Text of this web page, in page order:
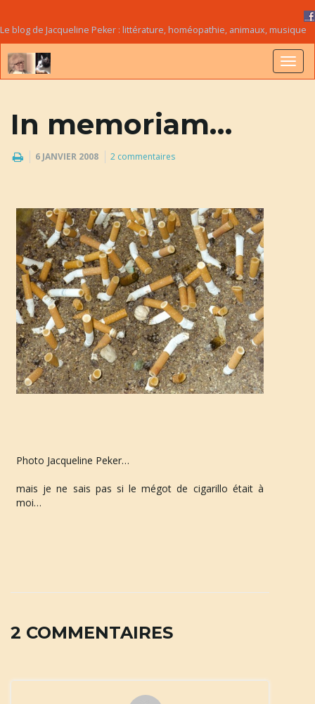
Le blog de Jacqueline Peker : littérature, homéopathie, animaux, musique
In memoriam…
6 JANVIER 2008 2 commentaires
Photo Jacqueline Peker…
mais je ne sais pas si le mégot de cigarillo était à
moi…
2 COMMENTAIRES